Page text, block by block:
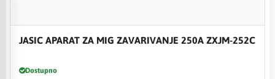
JASIC APARAT ZA MIG ZAVARIVANJE 250A ZXJM-252C
Dostupno